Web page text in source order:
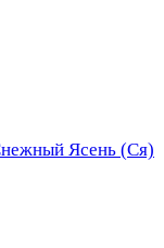
Ясень (Ся)